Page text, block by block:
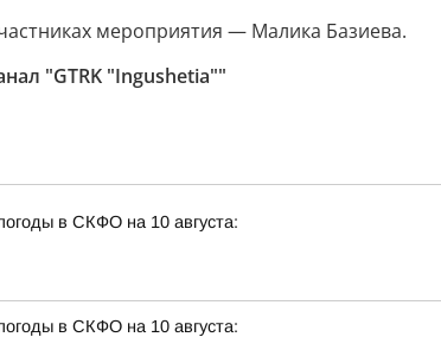
мероприятия — Малика Базиева.
"GTRK "Ingushetia""
в СКФО на 10 августа:
в СКФО на 10 августа: